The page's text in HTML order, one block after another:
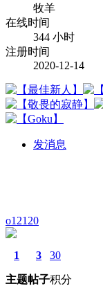
牧羊
在线时间
344 小时
注册时间
2020-12-14
发消息
o12120
1
主题
3
帖子
30
积分